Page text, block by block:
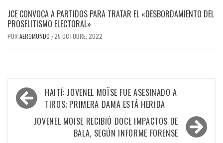
JCE CONVOCA A PARTIDOS PARA TRATAR EL «DESBORDAMIENTO DEL
PROSELITISMO ELECTORAL»
POR AEROMUNDO /25 OCTUBRE, 2022
Navegación
de
entradas
HAITÍ: JOVENEL MOÏSE FUE ASESINADO A
TIROS; PRIMERA DAMA ESTÁ HERIDA
JOVENEL MOISE RECIBIÓ DOCE IMPACTOS DE
BALA, SEGÚN INFORME FORENSE